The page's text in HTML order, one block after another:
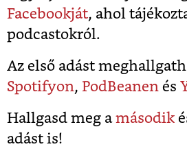
Facebookját, ahol
podcastokról.
Az első adást
Spotifyon, PodBeanen és
Hallgasd meg amásodik
adást is!